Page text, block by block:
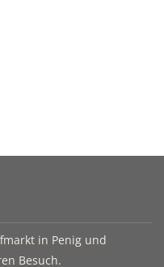
in Penig und
Besuch.